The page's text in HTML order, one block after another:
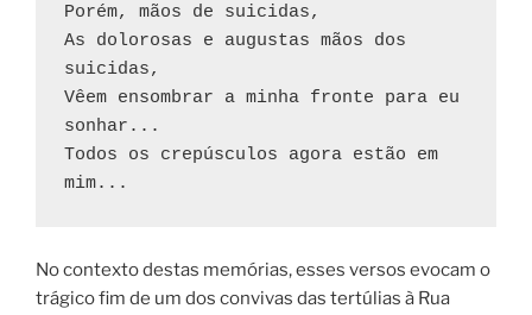
Porém, mãos de suicidas,
As dolorosas e augustas mãos dos
suicidas,
Vêem ensombrar a minha fronte para eu
sonhar...
Todos os crepúsculos agora estão em
mim...
No contexto destas memórias, esses versos evocam o
trágico fim de um dos convivas das tertúlias à Rua